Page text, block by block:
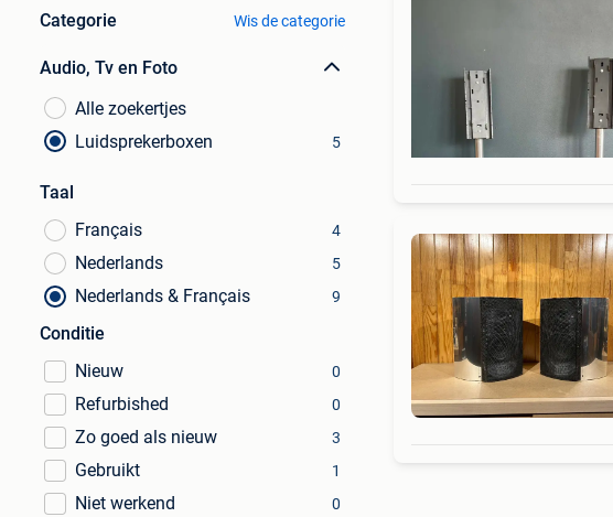
Categorie Wis de categorie
Audio, Tv en Foto
Alle zoekertjes
Luidsprekerboxen
5
Taal
Français
4
Nederlands 5
Nederlands & Français 9
Conditie
Nieuw
0
Refurbished 0
Zo goed als nieuw 3
Gebruikt 1
Niet werkend 0